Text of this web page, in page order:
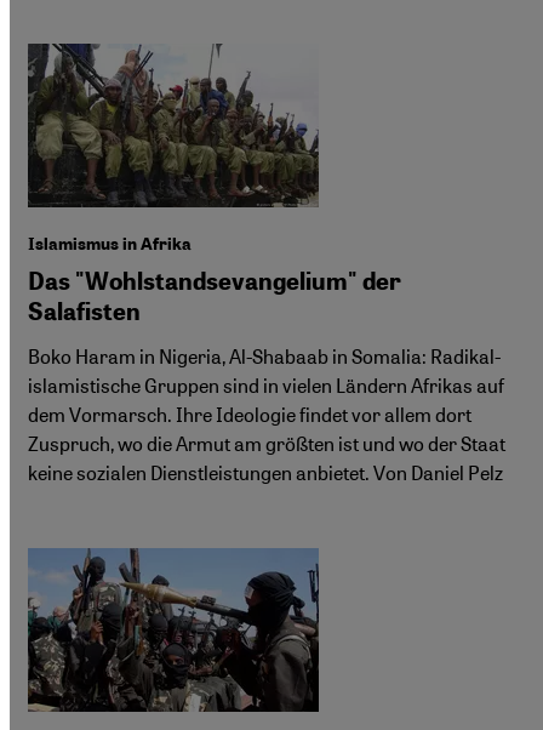
Islamismus in Afrika
Das "Wohlstandsevangelium" der
Salafisten
Boko Haram in Nigeria, Al-Shabaab in Somalia: Radikal-
islamistische Gruppen sind in vielen Ländern Afrikas auf
dem Vormarsch. Ihre Ideologie findet vor allem dort
Zuspruch, wo die Armut am größten ist und wo der Staat
keine sozialen Dienstleistungen anbietet. Von Daniel Pelz